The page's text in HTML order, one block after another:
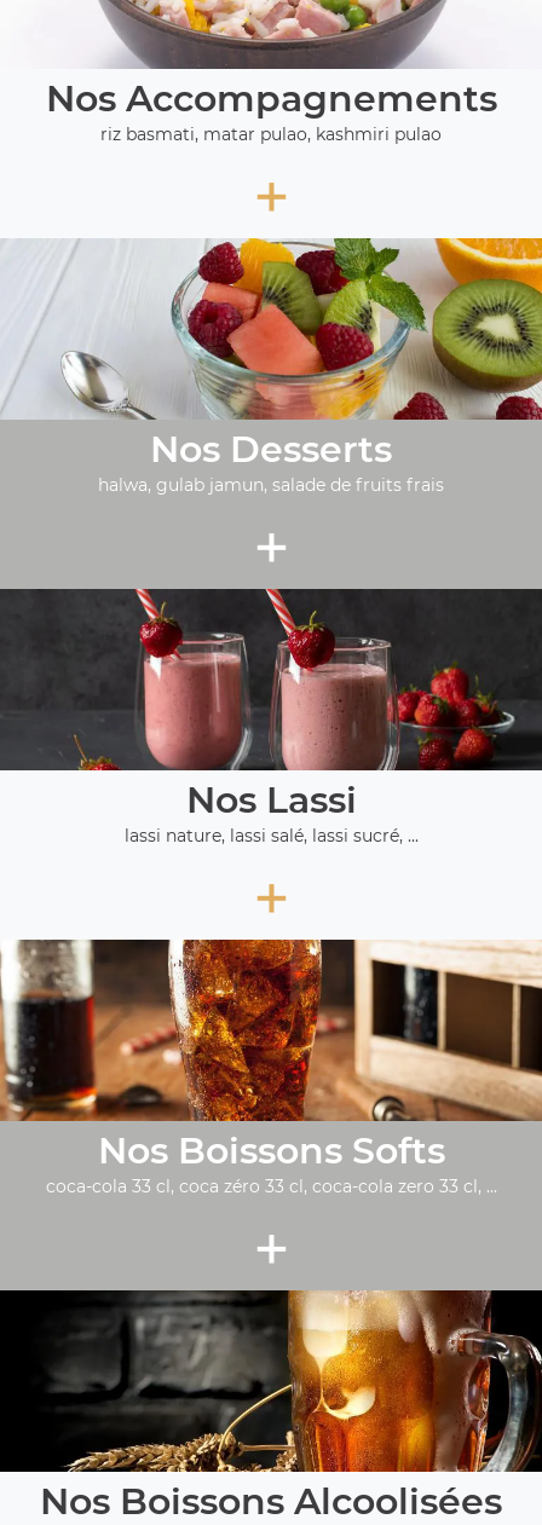
Nos Accompagnements
riz basmati, matar pulao, kashmiri pulao
+
Nos Desserts
halwa, gulab jamun, salade de fruits frais
+
Nos Lassi
lassi nature, lassi salé, lassi sucré, ...
+
Nos Boissons Softs
coca-cola 33 cl, coca zéro 33 cl, coca-cola zero 33 cl, ...
+
Nos Boissons Alcoolisées